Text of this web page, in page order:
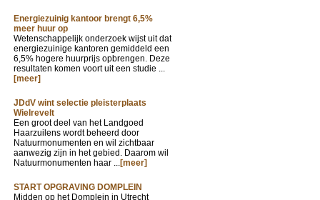
Energiezuinig kantoor brengt 6,5%
meer huur op
Wetenschappelijk onderzoek wijst uit dat
energiezuinige kantoren gemiddeld een
6,5% hogere huurprijs opbrengen. Deze
resultaten komen voort uit een studie ...
[meer]
JDdV wint selectie pleisterplaats
Wielrevelt
Een groot deel van het Landgoed
Haarzuilens wordt beheerd door
Natuurmonumenten en wil zichtbaar
aanwezig zijn in het gebied. Daarom wil
Natuurmonumenten haar ...[meer]
START OPGRAVING DOMPLEIN
Midden op het Domplein in Utrecht